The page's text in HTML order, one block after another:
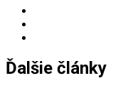
Ďalšie články